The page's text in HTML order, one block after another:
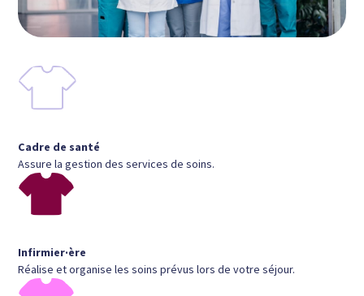
Cadre de santé
Assure la gestion des services de soins.
Infirmier·ère
Réalise et organise les soins prévus lors de votre séjour.